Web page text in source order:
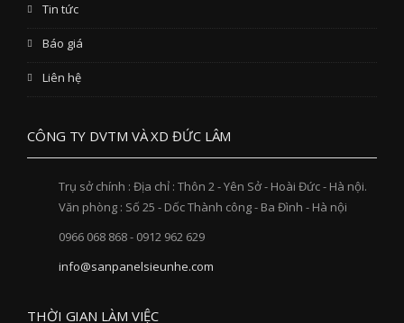
Tin tức
Báo giá
Liên hệ
CÔNG TY DVTM VÀ XD ĐỨC LÂM
Trụ sở chính : Địa chỉ : Thôn 2 - Yên Sở - Hoài Đức - Hà nội.
Văn phòng : Số 25 - Dốc Thành công - Ba Đình - Hà nội
0966 068 868 - 0912 962 629
info@sanpanelsieunhe.com
THỜI GIAN LÀM VIỆC